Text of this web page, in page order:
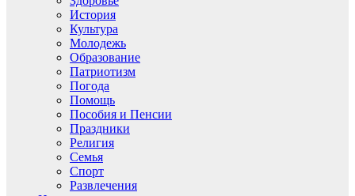
История
Культура
Молодежь
Образование
Патриотизм
Погода
Помощь
Пособия и Пенсии
Праздники
Религия
Семья
Спорт
Развлечения